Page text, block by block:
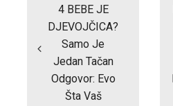
4 BEBE JE
DJEVOJČICA?
Samo Je
Jedan Tačan
Odgovor: Evo
Šta Vaš